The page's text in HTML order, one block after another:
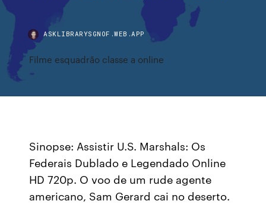
ASKLIBRARYSGNOF.WEB.APP
Filme esquadrão classe a online
Sinopse: Assistir U.S. Marshals: Os
Federais Dublado e Legendado Online
HD 720p. O voo de um rude agente
americano, Sam Gerard cai no deserto.